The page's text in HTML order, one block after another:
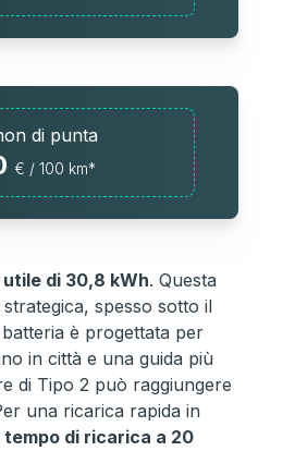
di punta
€ / 100 km*
di 30,8 kWh. Questa
spesso sotto il
è progettata per
in città e una guida più
di Tipo 2 può raggiungere
una ricarica rapida in
tempo di ricarica a 20